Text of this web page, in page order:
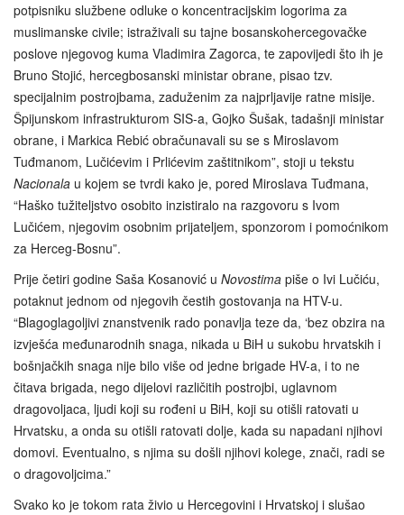
potpisniku službene odluke o koncentracijskim logorima za
muslimanske civile; istraživali su tajne bosanskohercegovačke
poslove njegovog kuma Vladimira Zagorca, te zapovijedi što ih je
Bruno Stojić, hercegbosanski ministar obrane, pisao tzv.
specijalnim postrojbama, zaduženim za najprljavije ratne misije.
Špijunskom infrastrukturom SIS-a, Gojko Šušak, tadašnji ministar
obrane, i Markica Rebić obračunavali su se s Miroslavom
Tuđmanom, Lučićevim i Prlićevim zaštitnikom”, stoji u tekstu
Nacionala u kojem se tvrdi kako je, pored Miroslava Tuđmana,
“Haško tužiteljstvo osobito inzistiralo na razgovoru s Ivom
Lučićem, njegovim osobnim prijateljem, sponzorom i pomoćnikom
za Herceg-Bosnu”.
Prije četiri godine Saša Kosanović u Novostima piše o Ivi Lučiću,
potaknut jednom od njegovih čestih gostovanja na HTV-u.
“Blagoglagoljivi znanstvenik rado ponavlja teze da, ‘bez obzira na
izvješća međunarodnih snaga, nikada u BiH u sukobu hrvatskih i
bošnjačkih snaga nije bilo više od jedne brigade HV-a, i to ne
čitava brigada, nego dijelovi različitih postrojbi, uglavnom
dragovoljaca, ljudi koji su rođeni u BiH, koji su otišli ratovati u
Hrvatsku, a onda su otišli ratovati dolje, kada su napadani njihovi
domovi. Eventualno, s njima su došli njihovi kolege, znači, radi se
o dragovoljcima.”
Svako ko je tokom rata živio u Hercegovini i Hrvatskoj i slušao